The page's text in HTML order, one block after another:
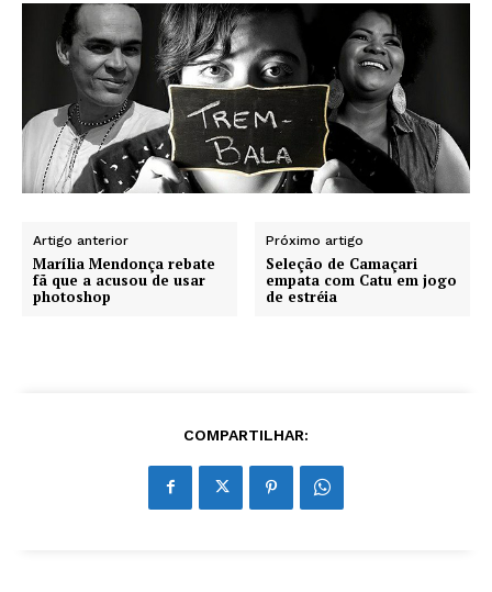
Artigo anterior
Marília Mendonça rebate
fã que a acusou de usar
photoshop
Próximo artigo
Seleção de Camaçari
empata com Catu em jogo
de estréia
COMPARTILHAR: